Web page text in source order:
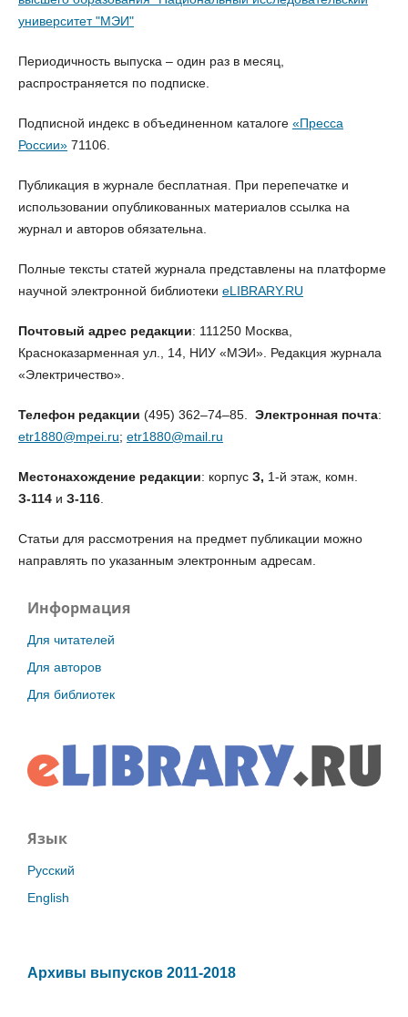
университет "МЭИ"
Периодичность выпуска – один раз в месяц,
распространяется по подписке.
Подписной индекс в объединенном каталоге «Пресса
России»71106.
Публикация в журнале бесплатная. При перепечатке и
использовании опубликованных материалов ссылка на
журнал и авторов обязательна.
Полные тексты статей журнала представлены на платформе
научной электронной библиотеки eLIBRARY.RU
Почтовый адрес редакции: 111250 Москва,
Красноказарменная ул., 14, НИУ «МЭИ». Редакция журнала
«Электричество».
Телефон редакции (495) 362–74–85. Электронная почта:
etr1880@mpei.ru; etr1880@mail.ru
Местонахождение редакции: корпус З, 1-й этаж, комн.
З-114и З-116.
Статьи для рассмотрения на предмет публикации можно
направлять по указанным электронным адресам.
Информация
Для читателей
Для авторов
Для библиотек
Язык
Русский
English
Архивы выпусков 2011-2018